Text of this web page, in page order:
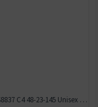
Merrs AS8837 C4 48-23-145 Unisex Güneş Gözlüğü